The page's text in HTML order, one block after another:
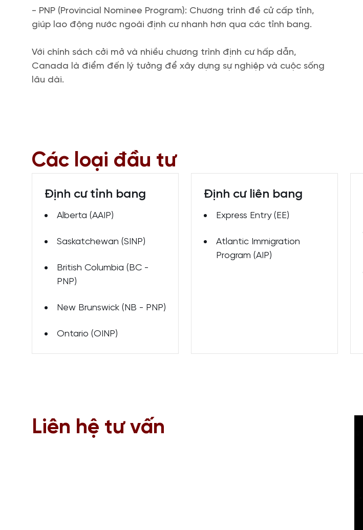
- PNP (Provincial Nominee Program): Chương trình đề cử cấp tỉnh,
giúp lao động nước ngoài định cư nhanh hơn qua các tỉnh bang.
Với chính sách cởi mở và nhiều chương trình định cư hấp dẫn,
Canada là điểm đến lý tưởng để xây dựng sự nghiệp và cuộc sống
lâu dài.
Các loại đầu tư
Định cư tỉnh bang
Alberta (AAIP)
Saskatchewan (SINP)
British Columbia (BC -
PNP)
New Brunswick (NB - PNP)
Ontario (OINP)
Định cư liên bang
Express Entry (EE)
Atlantic Immigration
Program (AIP)
Liên hệ tư vấn